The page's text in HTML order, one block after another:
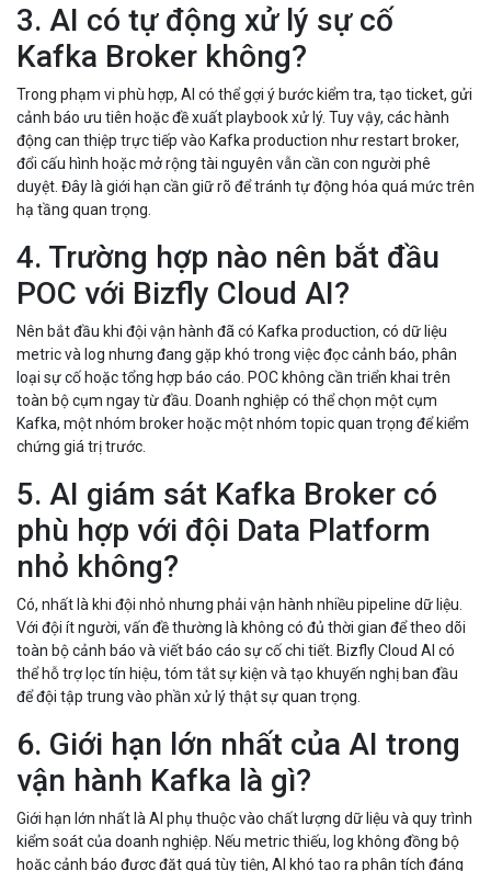
3. AI có tự động xử lý sự cố
Kafka Broker không?
Trong phạm vi phù hợp, AI có thể gợi ý bước kiểm tra, tạo ticket, gửi
cảnh báo ưu tiên hoặc đề xuất playbook xử lý. Tuy vậy, các hành
động can thiệp trực tiếp vào Kafka production như restart broker,
đổi cấu hình hoặc mở rộng tài nguyên vẫn cần con người phê
duyệt. Đây là giới hạn cần giữ rõ để tránh tự động hóa quá mức trên
hạ tầng quan trọng.
4. Trường hợp nào nên bắt đầu
POC với Bizfly Cloud AI?
Nên bắt đầu khi đội vận hành đã có Kafka production, có dữ liệu
metric và log nhưng đang gặp khó trong việc đọc cảnh báo, phân
loại sự cố hoặc tổng hợp báo cáo. POC không cần triển khai trên
toàn bộ cụm ngay từ đầu. Doanh nghiệp có thể chọn một cụm
Kafka, một nhóm broker hoặc một nhóm topic quan trọng để kiểm
chứng giá trị trước.
5. AI giám sát Kafka Broker có
phù hợp với đội Data Platform
nhỏ không?
Có, nhất là khi đội nhỏ nhưng phải vận hành nhiều pipeline dữ liệu.
Với đội ít người, vấn đề thường là không có đủ thời gian để theo dõi
toàn bộ cảnh báo và viết báo cáo sự cố chi tiết. Bizfly Cloud AI có
thể hỗ trợ lọc tín hiệu, tóm tắt sự kiện và tạo khuyến nghị ban đầu
để đội tập trung vào phần xử lý thật sự quan trọng.
6. Giới hạn lớn nhất của AI trong
vận hành Kafka là gì?
Giới hạn lớn nhất là AI phụ thuộc vào chất lượng dữ liệu và quy trình
kiểm soát của doanh nghiệp. Nếu metric thiếu, log không đồng bộ
hoặc cảnh báo được đặt quá tùy tiện, AI khó tạo ra phân tích đáng